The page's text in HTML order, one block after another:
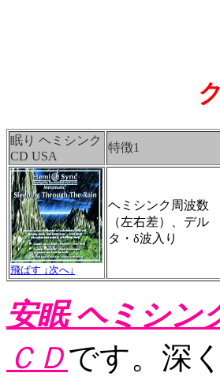
ク
眠り ヘミシンク
CD USA
特徴1
飛ばす ↓次へ↓
ヘミシンク周波数
（左右差）、デル
タ・δ波入り
安眠ヘミシン
ＣＤです。深